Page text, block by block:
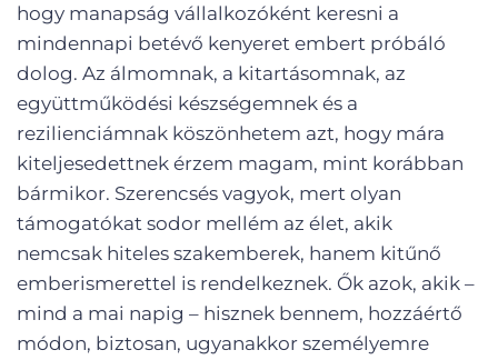
hogy manapság vállalkozóként keresni a
mindennapi betévő kenyeret embert próbáló
dolog. Az álmomnak, a kitartásomnak, az
együttműködési készségemnek és a
rezilienciámnak köszönhetem azt, hogy mára
kiteljesedettnek érzem magam, mint korábban
bármikor. Szerencsés vagyok, mert olyan
támogatókat sodor mellém az élet, akik
nemcsak hiteles szakemberek, hanem kitűnő
emberismerettel is rendelkeznek. Ők azok, akik –
mind a mai napig – hisznek bennem, hozzáértő
módon, biztosan, ugyanakkor személyemre